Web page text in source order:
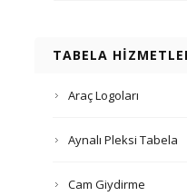
TABELA
Araç Logoları
Aynalı Pleksi Tabela
Cam Giydirme